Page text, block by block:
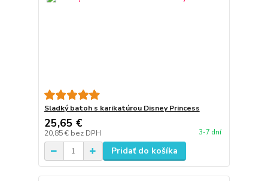
Sladký batoh s karikatúrou Disney Princess
25,65 €
20,85 € bez DPH 3-7 dní
Pridať do košíka